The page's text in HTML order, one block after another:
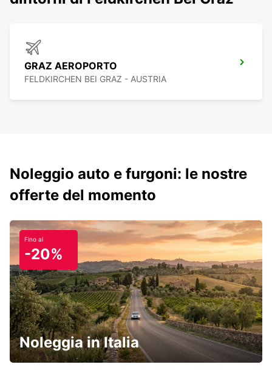
GRAZ AEROPORTO
FELDKIRCHEN BEI GRAZ - AUSTRIA
Noleggio auto e furgoni: le nostre
offerte del momento
Fino al
-20%
Noleggia in Italia